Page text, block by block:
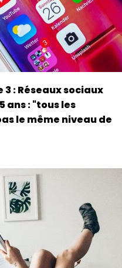
: Réseaux sociaux
ans : "tous les
le même niveau de